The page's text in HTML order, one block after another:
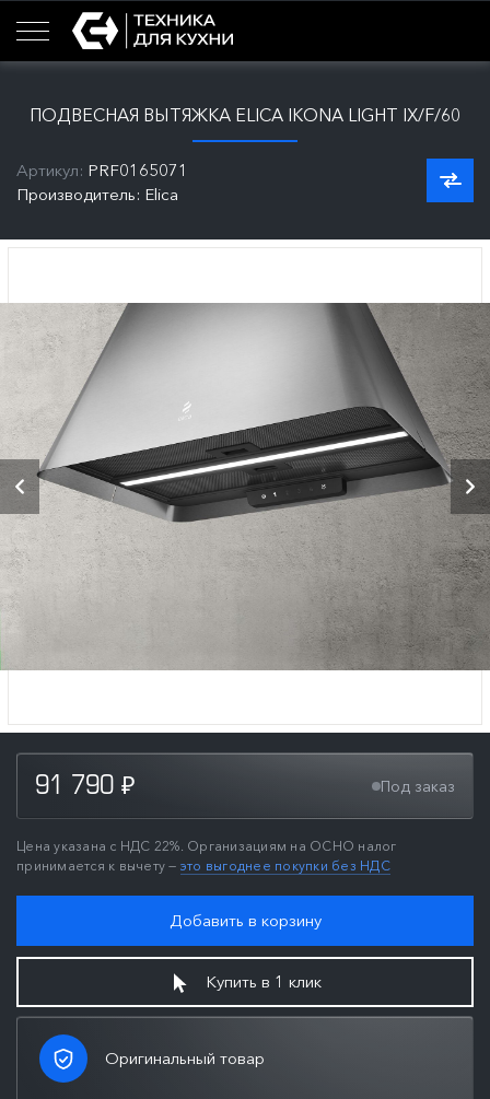
ПОДВЕСНАЯ ВЫТЯЖКА ELICA IKONA LIGHT IX/F/60
Артикул: PRF0165071
Производитель: Elica
91 790 ₽ Под заказ
Цена указана с НДС 22%. Организациям на ОСНО налог
принимается к вычету — это выгоднее покупки без НДС
Добавить в корзину
Купить в 1 клик
Оригинальный товар